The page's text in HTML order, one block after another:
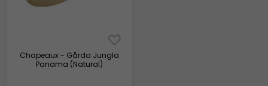
Chapeaux - Gårda Jungla
Panama (Natural)